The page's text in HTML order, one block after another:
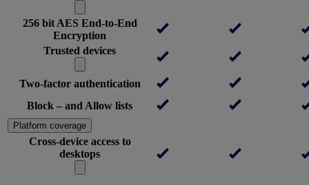
256 bit AES End-to-End
Encryption
Trusted devices
Two-factor authentication
Block – and Allow lists
Platform coverage
Cross-device access to
desktops